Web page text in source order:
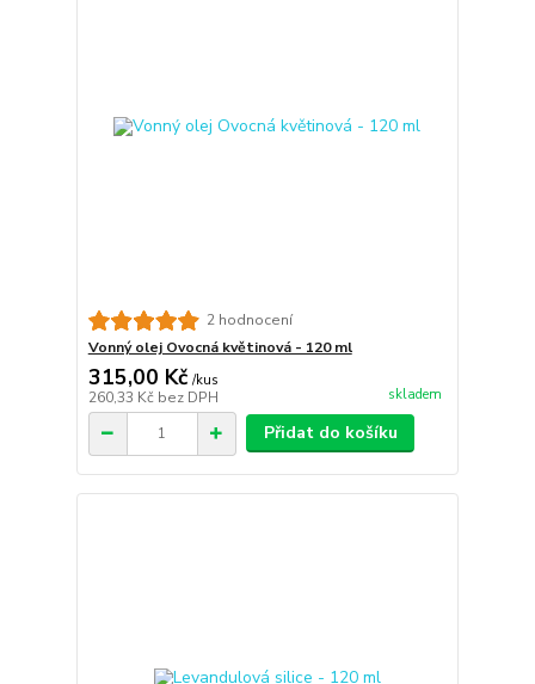
2 hodnocení
Vonný olej Ovocná květinová - 120 ml
315,00 Kč /kus
260,33 Kč bez DPH skladem
Přidat do košíku